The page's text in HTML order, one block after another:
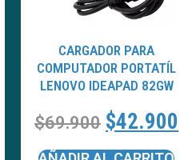
CARGADOR PARA
COMPUTADOR PORTATÍL
LENOVO IDEAPAD 82GW
$69.900 $42.900